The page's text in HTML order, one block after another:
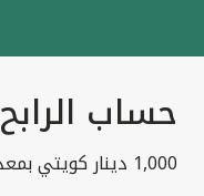
حساب الرابح
1,000 دينار كويتي بمعدل 30 رابح شهريا